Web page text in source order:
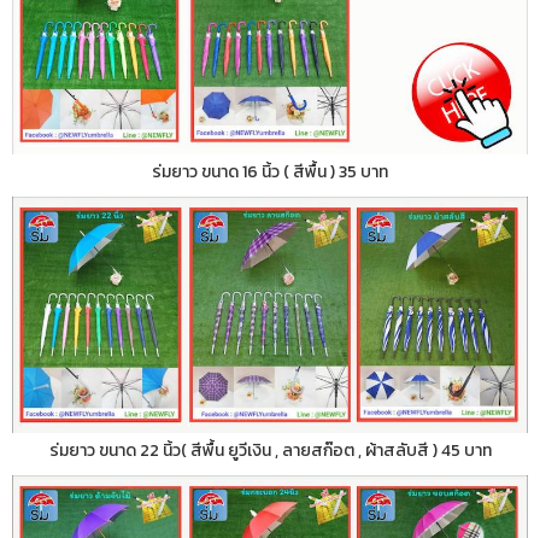
ร่มยาว ขนาด 16 นิ้ว ( สีพื้น ) 35 บาท
ร่มยาว ขนาด 22 นิ้ว( สีพื้น ยูวีเงิน , ลายสก๊อต , ผ้าสลับสี ) 45 บาท